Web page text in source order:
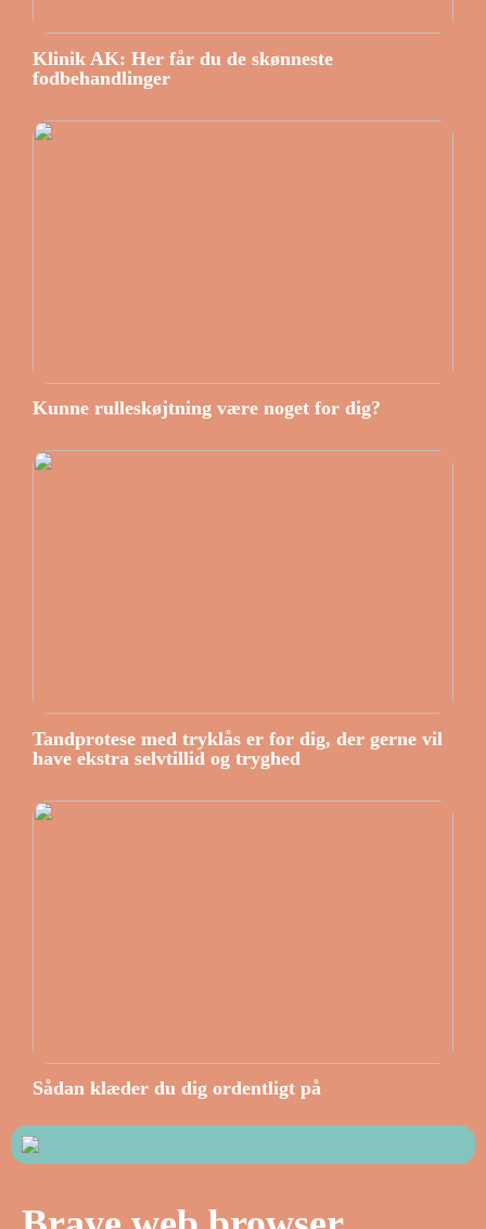
Klinik AK: Her får du de skønneste
fodbehandlinger
Kunne rulleskøjtning være noget for dig?
Tandprotese med tryklås er for dig, der gerne vil
have ekstra selvtillid og tryghed
Sådan klæder du dig ordentligt på